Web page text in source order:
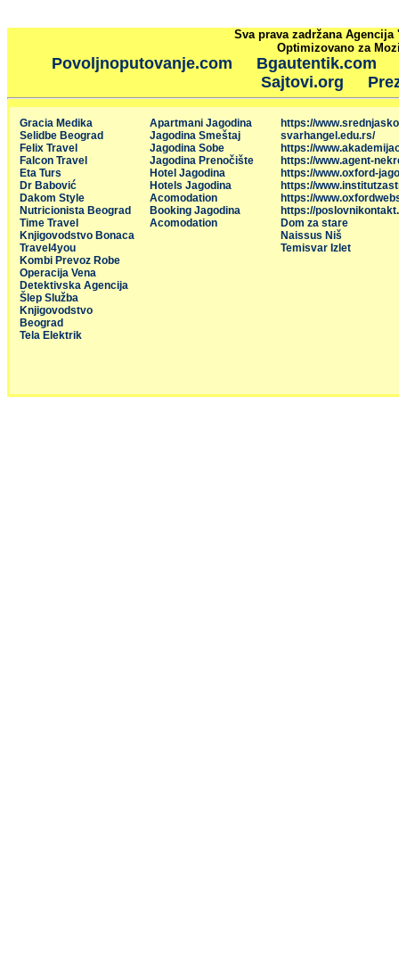
Sva prava zadržana
Optimizovano za
Povoljnoputovanje.com
Bgautentik.com
Sajtovi.org
Gracia Medika
Selidbe Beograd
Felix Travel
Falcon Travel
Eta Turs
Dr Babović
Dakom Style
Nutricionista Beograd
Time Travel
Knjigovodstvo Bonaca
Travel4you
Kombi Prevoz Robe
Operacija Vena
Detektivska Agencija
Šlep Služba
Knjigovodstvo
Beograd
Tela Elektrik
Apartmani Jagodina
Jagodina Smeštaj
Jagodina Sobe
Jagodina Prenočište
Hotel Jagodina
Hotels Jagodina
Acomodation
Booking Jagodina
Acomodation
https://
svarhangel.edu.rs/
https://
https://www.agent-
https://www.oxford-
https://
https://
https://
Dom za stare
Naissus Niš
Temisvar Izlet